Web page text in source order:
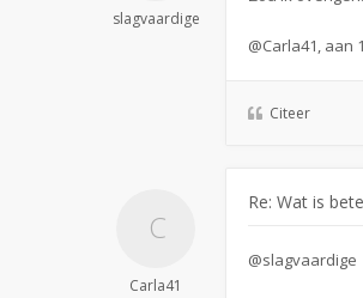
slagvaardige
@Carla41,
Citeer
Carla41
Re: Wat is
@slagvaardige